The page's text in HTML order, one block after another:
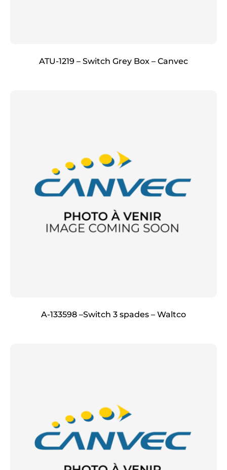
ATU-1219 – Switch Grey Box – Canvec
A-133598 –Switch 3 spades – Waltco